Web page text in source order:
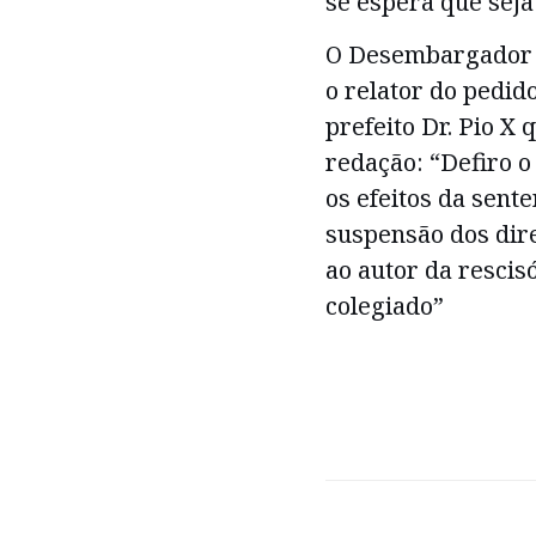
O
o relator do
prefeito Dr. Pio X
redação: “Defiro
os efeitos da
suspensão dos
ao autor da
colegiado”